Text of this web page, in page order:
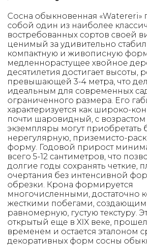
Сосна обыкновенная «Watereri»
собой один из наиболее
востребованных сортов своей
ценимый за удивительно
компактную и живописную
медленнорастущее хвойное
десятилетия достигает высоты,
превышающей 3-4 метра, что
идеальным для современных
ограниченного размера. Его
характеризуется как широко-
почти шаровидный, с
экземпляры могут приобретать
нерегулярную, приземисто-
форму. Годовой прирост
всего 5-12 сантиметров, что
долгие годы сохранять четкие,
очертания без интенсивной
обрезки. Крона формируется
многочисленными, достаточно
жесткими побегами,
равномерную, густую текстуру.
открытый еще в XIX веке,
временем и остается эталоном
декоративных форм сосны